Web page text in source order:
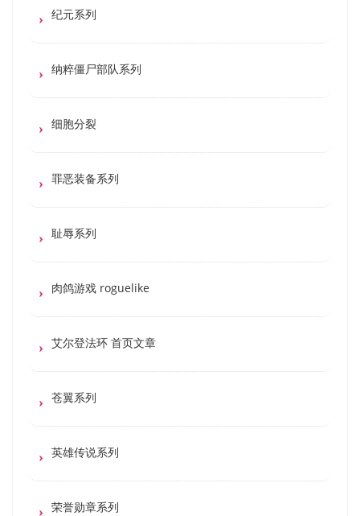
纪元系列
纳粹僵尸部队系列
细胞分裂
罪恶装备系列
耻辱系列
肉鸽游戏 roguelike
艾尔登法环 首页文章
苍翼系列
英雄传说系列
荣誉勋章系列